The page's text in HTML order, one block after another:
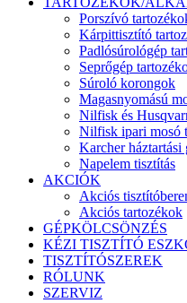
Porszívó
Kárpittisztító
Padlósúrológép
Seprőgép
Súroló korongok
Magasnyomású
Nilfisk és
Nilfisk ipari mosó
Karcher háztartási
Napelem tisztítás
AKCIÓK
Akciós
Akciós tartozékok
GÉPKÖLCSÖNZÉS
KÉZI TISZTÍTÓ
TISZTÍTÓSZEREK
RÓLUNK
SZERVIZ